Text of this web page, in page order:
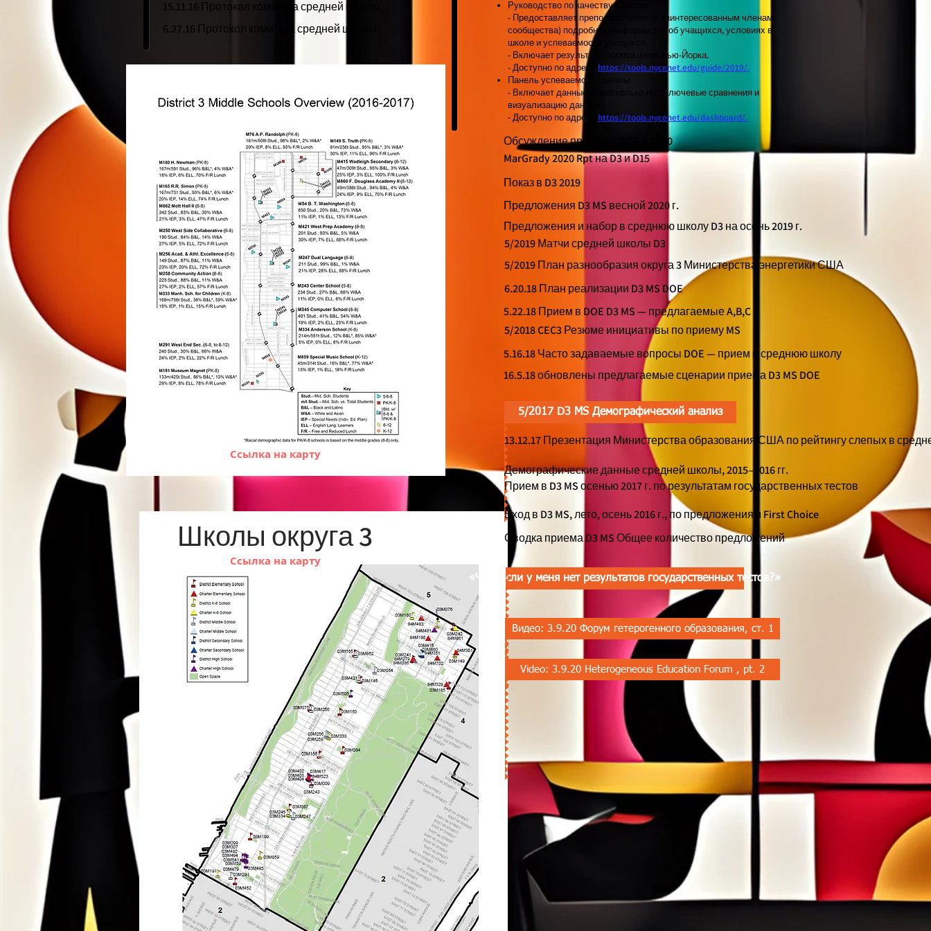
6.27.16 Протокол комитета средней школы
15.11.16 Протокол комитета средней школы
Руководство по качеству в школе
- Предоставляет преподавателям (и заинтересованным членам
сообщества) подробную информацию об учащихся, условиях в
школе и успеваемости учащихся.
- Включает результаты опроса школ Нью-Йорка.
- Доступно по адресу https://tools.nycenet.edu/guide/2019/.
Панель успеваемости школы
- Включает данные за несколько лет, ключевые сравнения и
визуализацию данных.
- Доступно по адресу https://tools.nycenet.edu/dashboard/.
Обсуждение приема в DOE 6.2020
Показ в D3 2019
MarGrady 2020 Rpt на D3 и D15
Предложения D3 MS весной 2020 г.
6.20.18 План реализации D3 MS DOE
5/2019 Матчи средней школы D3
5/2019 План разнообразия округа 3 Министерства энергетики США
Предложения и набор в среднюю школу D3 на осень 2019 г.
5.16.18 Часто задаваемые вопросы DOE — прием в среднюю школу
16.5.18 обновлены предлагаемые сценарии приема D3 MS DOE
5/2018 CEC3 Резюме инициативы по приему MS
5.22.18 Прием в DOE D3 MS — предлагаемые A,B,C
5/2017 D3 MS Демографический анализ
13.12.17 Презентация Министерства образования США по рейтингу слепых в
Демографические данные средней школы, 2015–2016 гг.
Прием в D3 MS осенью 2017 г. по результатам государственных тестов
Вход в D3 MS, лето, осень 2016 г., по предложениям First Choice
Сводка приема D3 MS Общее количество предложений
«Что, если у меня нет результатов государственных тестов?»
Ссылка на карту
Видео: 3.9.20 Форум гетерогенного образования, ст. 1
Video: 3.9.20 Heterogeneous Education Forum , pt. 2
Школы округа 3
Ссылка на карту